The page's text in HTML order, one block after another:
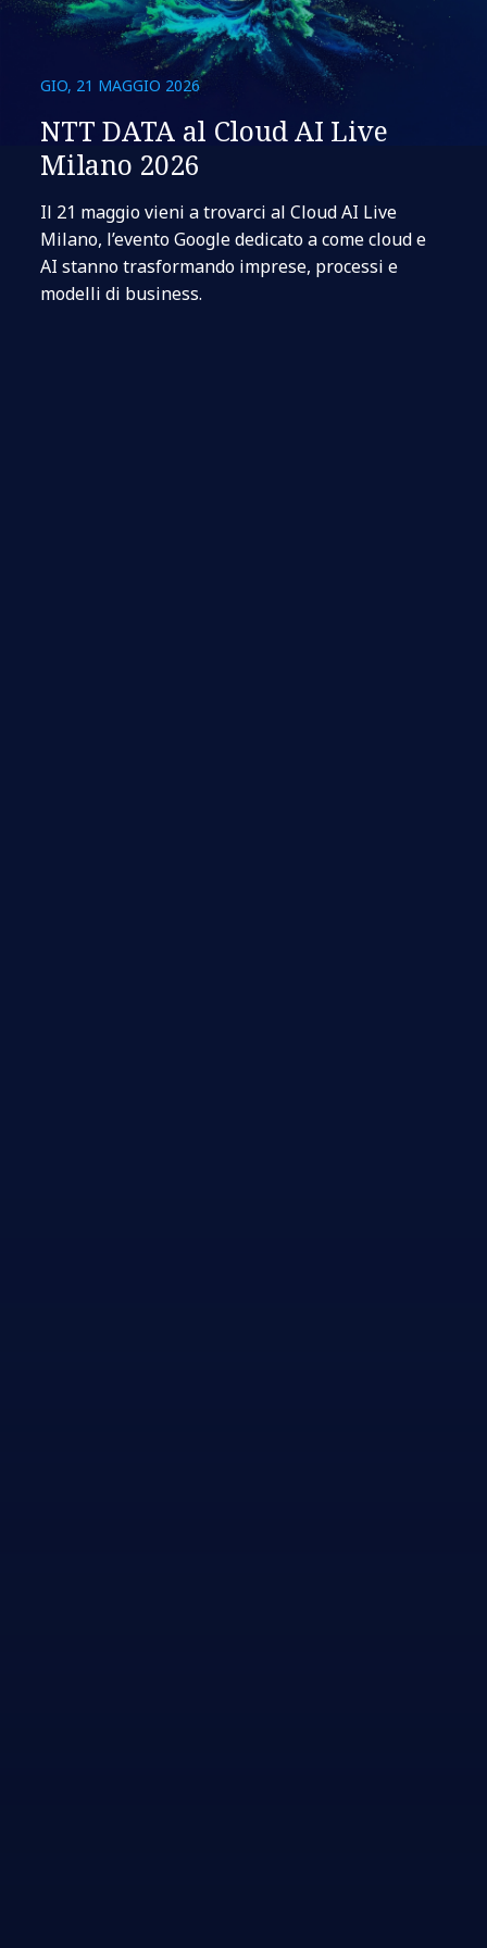
GIO, 21 MAGGIO 2026
NTT DATA al Cloud AI Live
Milano 2026
Il 21 maggio vieni a trovarci al Cloud AI Live
Milano, l’evento Google dedicato a come cloud e
AI stanno trasformando imprese, processi e
modelli di business.